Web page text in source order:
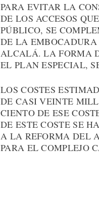
PARA EVITAR LA
DE LOS ACCESOS
PÚBLICO, SE
DE LA
ALCALÁ. LA FORMA
EL PLAN ESPECIAL,
LOS COSTES
DE CASI VEINTE
CIENTO DE ESE
DE ESTE COSTE SE
A LA REFORMA DEL
PARA EL COMPLEJO